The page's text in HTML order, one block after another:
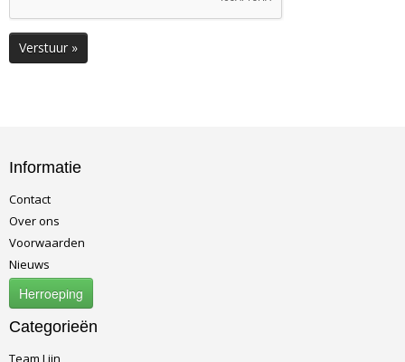
Verstuur »
Informatie
Contact
Over ons
Voorwaarden
Nieuws
Herroeping
Categorieën
Team Lijn